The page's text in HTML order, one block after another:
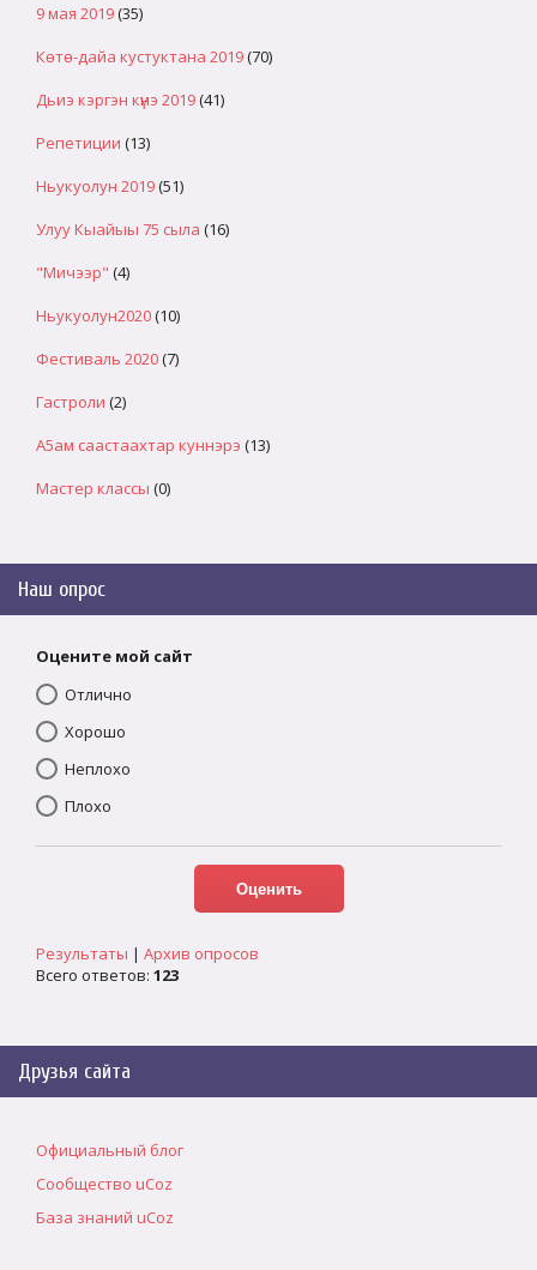
9 мая 2019(35)
Көтө-дайа кустуктана 2019(70)
Дьиэ кэргэн күнэ 2019(41)
Репетиции (13)
Ньукуолун 2019(51)
Улуу Кыайыы 75 сыла (16)
"Мичээр" (4)
Ньукуолун2020(10)
Фестиваль 2020(7)
Гастроли (2)
А5ам саастаахтар куннэрэ (13)
Мастер классы (0)
Наш опрос
Оцените мой сайт
Отлично
Хорошо
Неплохо
Плохо
Результаты | Архив опросов
Всего ответов: 123
Друзья сайта
Официальный блог
Сообщество uCoz
База знаний uCoz